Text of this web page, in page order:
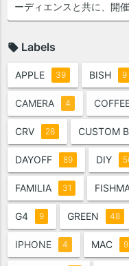
ーディエンスと共に、開
Labels
APPLE 39 BISH 9
CAMERA 4
CRV 28 CUSTOM
DAYOFF 89 DIY
FAMILIA 31
G4 9 GREEN 48
IPHONE 4 MAC 9